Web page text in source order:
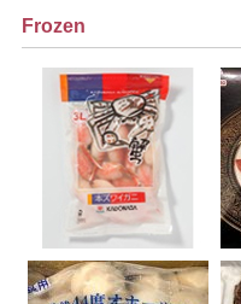
Frozen